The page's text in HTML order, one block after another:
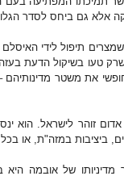
אלא גם ביחס לסדר
תיפול לידי
טעו בשיקול הדעת
את משטר מדינותיהם
אדום זוהר לישראל. הוא
ביציבות במזה"ת, או בכל
של אובמה היא